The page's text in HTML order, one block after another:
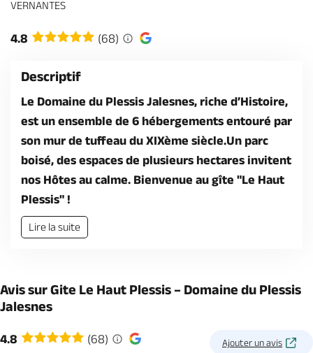
Brochures & Cartes Offices de tourisme Comment venir ? Ecrivez-nous
VERNANTES
4.8 (68)
Descriptif
Le Domaine du Plessis Jalesnes, riche d’Histoire,
est un ensemble de 6 hébergements entouré par
son mur de tuffeau du XIXème siècle.Un parc
boisé, des espaces de plusieurs hectares invitent
nos Hôtes au calme. Bienvenue au gîte "Le Haut
Plessis" !
Lire la suite
Avis sur Gite Le Haut Plessis – Domaine du Plessis
Jalesnes
4.8 (68) Ajouter un avis